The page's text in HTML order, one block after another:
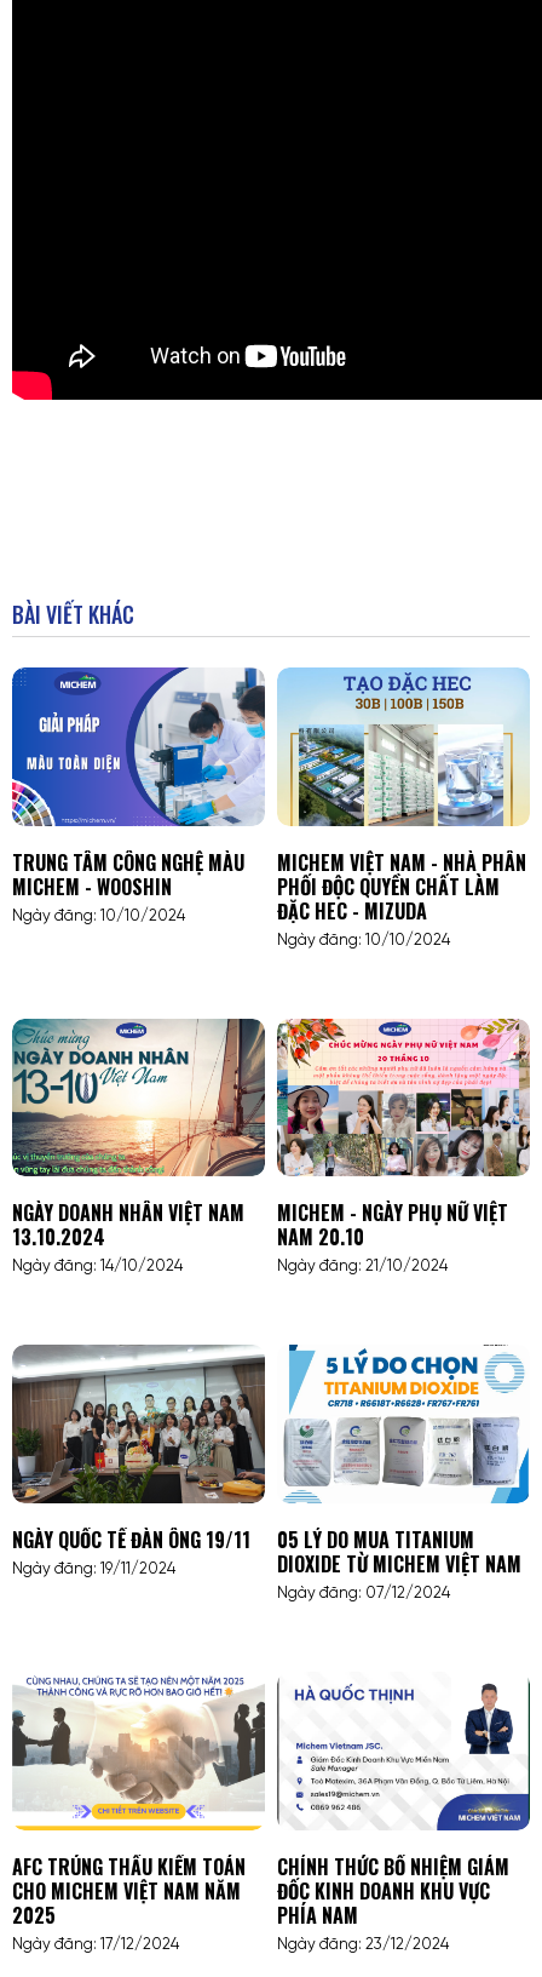
BÀI VIẾT KHÁC
TRUNG TÂM CÔNG NGHỆ MÀU
MICHEM - WOOSHIN
Ngày đăng: 10/10/2024
MICHEM VIỆT NAM - NHÀ PHÂN
PHỐI ĐỘC QUYỀN CHẤT LÀM
ĐẶC HEC - MIZUDA
Ngày đăng: 10/10/2024
NGÀY DOANH NHÂN VIỆT NAM
13.10.2024
Ngày đăng: 14/10/2024
MICHEM - NGÀY PHỤ NỮ VIỆT
NAM 20.10
Ngày đăng: 21/10/2024
NGÀY QUỐC TẾ ĐÀN ÔNG 19/11
Ngày đăng: 19/11/2024
05 LÝ DO MUA TITANIUM
DIOXIDE TỪ MICHEM VIỆT NAM
Ngày đăng: 07/12/2024
AFC TRÚNG THẦU KIỂM TOÁN
CHO MICHEM VIỆT NAM NĂM
2025
Ngày đăng: 17/12/2024
CHÍNH THỨC BỔ NHIỆM GIÁM
ĐỐC KINH DOANH KHU VỰC
PHÍA NAM
Ngày đăng: 23/12/2024